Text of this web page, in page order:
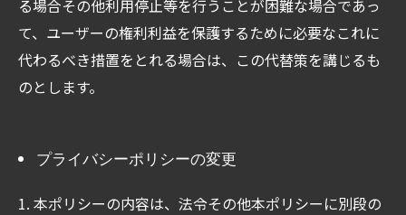
る場合その他利用停止等を行うことが困難な場合であっ
て、ユーザーの権利利益を保護するために必要なこれに
代わるべき措置をとれる場合は、この代替策を講じるも
のとします。
プライバシーポリシーの変更
1. 本ポリシーの内容は、法令その他本ポリシーに別段の